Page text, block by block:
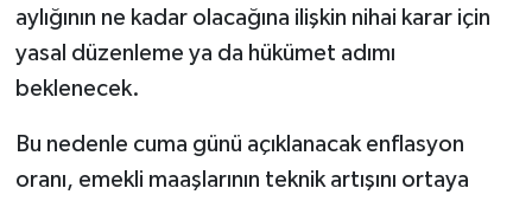
aylığının ne kadar olacağına ilişkin nihai karar için
yasal düzenleme ya da hükümet adımı
beklenecek.
Bu nedenle cuma günü açıklanacak enflasyon
oranı, emekli maaşlarının teknik artışını ortaya